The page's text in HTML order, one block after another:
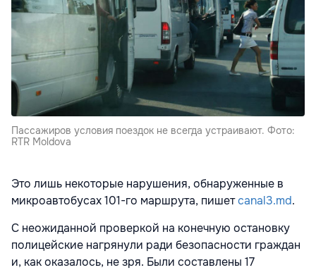
Пассажиров условия поездок не всегда устраивают. Фото:
RTR Moldova
Это лишь некоторые нарушения, обнаруженные в
микроавтобусах 101-го маршрута, пишетcanal3.md.
С неожиданной проверкой на конечную остановку
полицейские нагрянули ради безопасности граждан
и, как оказалось, не зря. Были составлены 17